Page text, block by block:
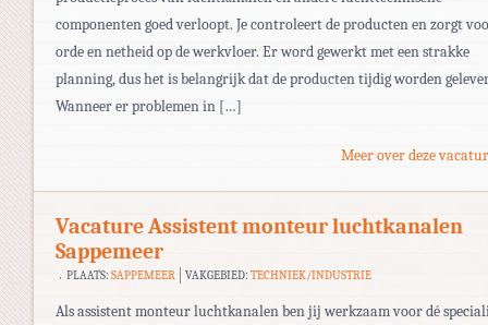
componenten goed verloopt. Je controleert de producten en zorgt
orde en netheid op de werkvloer. Er word gewerkt met een strakke
planning, dus het is belangrijk dat de producten tijdig worden
Wanneer er problemen in […]
Meer over deze
Vacature Assistent monteur luchtkanalen
Sappemeer
PLAATS: SAPPEMEER VAKGEBIED:TECHNIEK/INDUSTRIE
Als assistent monteur luchtkanalen ben jij werkzaam voor dé